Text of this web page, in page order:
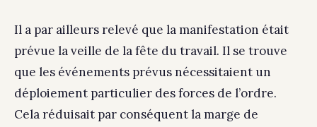
Il a par ailleurs relevé que la manifestation était
prévue la veille de la fête du travail. Il se trouve
que les événements prévus nécessitaient un
déploiement particulier des forces de l’ordre.
Cela réduisait par conséquent la marge de